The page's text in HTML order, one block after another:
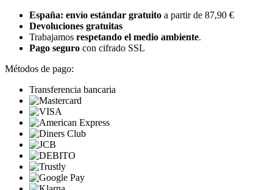
España: envío estándar gratuito a partir de 87,90 €
Devoluciones gratuitas
Trabajamos respetando el medio ambiente.
Pago seguro con cifrado SSL
Métodos de pago:
Transferencia bancaria